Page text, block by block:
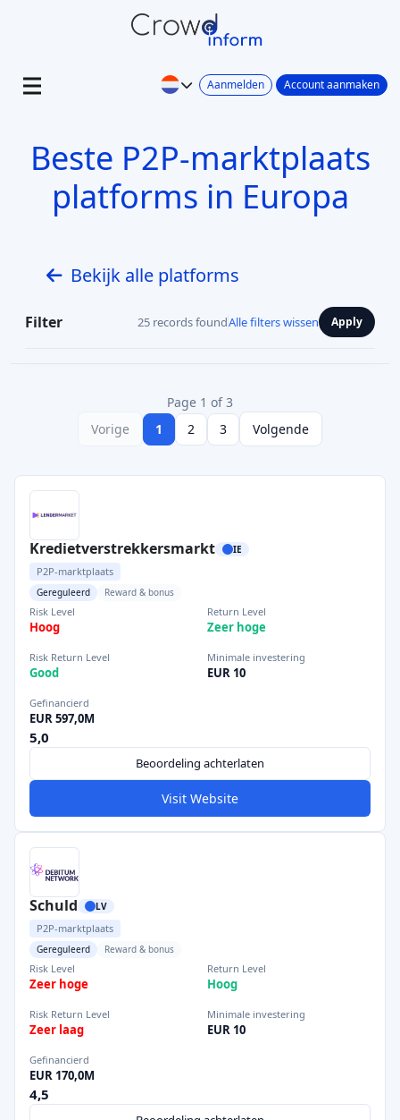
Aanmelden Account aanmaken
Beste P2P-marktplaats
platforms in Europa
Bekijk alle platforms
Filter 25 records foundAlle filters wissen Apply
Page 1 of 3
Vorige
1 2 3 Volgende
Kredietverstrekkersmarkt IE
P2P-marktplaats
Gereguleerd Reward & bonus
Risk Level
Hoog
Return Level
Zeer hoge
Risk Return Level
Good
Minimale investering
EUR 10
Gefinancierd
EUR 597,0M
5,0
Beoordeling achterlaten
Visit Website
Schuld LV
P2P-marktplaats
Gereguleerd Reward & bonus
Risk Level
Zeer hoge
Return Level
Hoog
Risk Return Level
Zeer laag
Minimale investering
EUR 10
Gefinancierd
EUR 170,0M
4,5